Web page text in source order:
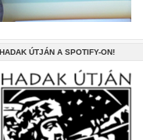
HADAK ÚTJÁN A SPOTIFY-ON!